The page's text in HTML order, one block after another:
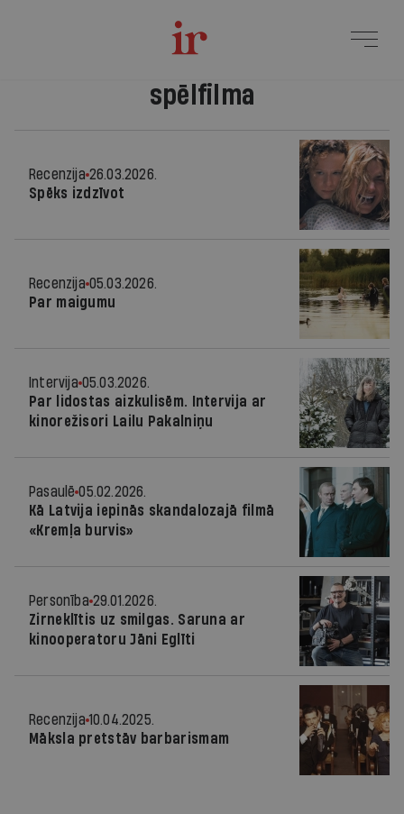
spēlfilma
Recenzija 26.03.2026.
Spēks izdzīvot
Recenzija 05.03.2026.
Par maigumu
Intervija 05.03.2026.
Par lidostas aizkulisēm. Intervija ar
kinorežisori Lailu Pakalniņu
Pasaulē 05.02.2026.
Kā Latvija iepinās skandalozajā filmā
«Kremļa burvis»
Personība 29.01.2026.
Zirneklītis uz smilgas. Saruna ar
kinooperatoru Jāni Eglīti
Recenzija 10.04.2025.
Māksla pretstāv barbarismam